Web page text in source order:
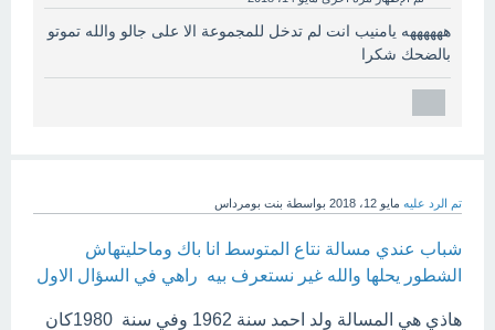
ههههههه يامنيب انت لم تدخل للمجموعة الا على جالو والله تموتو
بالضحك شكرا
تم الرد عليه مايو 12، 2018 بواسطة بنت بومرداس
شباب عندي مسالة نتاع المتوسط انا باك وماحليتهاش
الشطور يحلها والله غير نستعرف بيه راهي في السؤال الاول
هاذي هي المسالة ولد احمد سنة 1962 وفي سنة 1980كان